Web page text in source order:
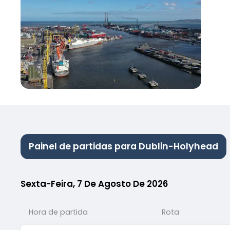
Painel de partidas para Dublin-Holyhead
Sexta-Feira, 7 De Agosto De 2026
Hora de partida Rota